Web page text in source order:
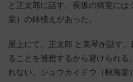
と正太郎に話す。長坂の病室には
棠）の鉢植えがあった。
屋上にて。正太郎 と美琴が話す
ることを連想するから避けられる
れない。シュウカイドウ（秋海棠